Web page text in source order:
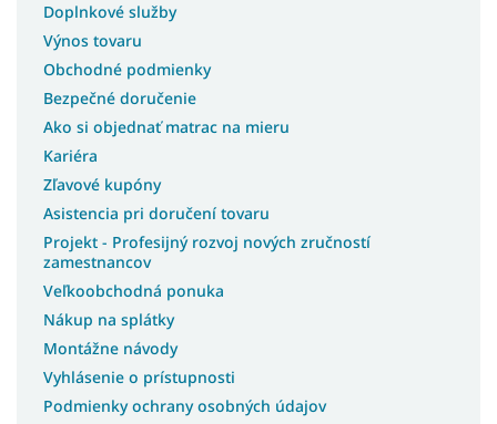
Lacné postele s úložným priestorom
Rohové postele
Americké postele
Talianske postele
Luxusné postele z masívu
Postele z masívu s úložným priestorom
Postele s roštom
Postele s osvetlením
Doplnkové služby
Výnos tovaru
Obchodné podmienky
Bezpečné doručenie
Ako si objednať matrac na mieru
Kariéra
Zľavové kupóny
Asistencia pri doručení tovaru
Projekt - Profesijný rozvoj nových zručností
zamestnancov
Veľkoobchodná ponuka
Nákup na splátky
Montážne návody
Vyhlásenie o prístupnosti
Podmienky ochrany osobných údajov